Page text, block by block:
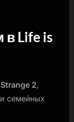
в Life is
2,
семейных